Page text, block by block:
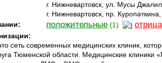
г. Нижневартовск, ул. Мусы
г. Нижневартовск, пр. Куропаткина,
положительные(1)
сеть современных медицинских клиник,
Тюменской области. Медицинские клиники